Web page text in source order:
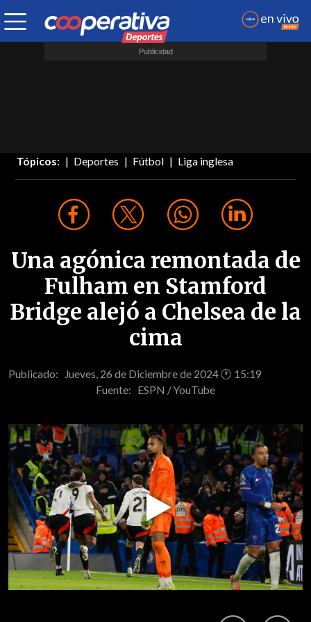
Tópicos: Deportes Fútbol Liga inglesa
Una agónica remontada de
Fulham en Stamford
Bridge alejó a Chelsea de la
cima
Publicado: Jueves, 26 de Diciembre de 2024 🕐 15:19
Fuente: ESPN / YouTube
Play
Video